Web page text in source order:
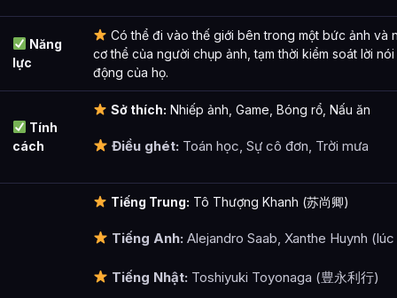
Năng
lực
Có thể đi vào thế giới bên trong một bức ảnh và
cơ thể của người chụp ảnh, tạm thời kiểm soát lời
động của họ.
Tính
cách
Sở thích: Nhiếp ảnh, Game, Bóng rổ, Nấu ăn
Điều ghét: Toán học, Sự cô đơn, Trời mưa
Tiếng Trung: Tô Thượng Khanh (苏尚卿)
Tiếng Anh: Alejandro Saab, Xanthe Huynh
Tiếng Nhật: Toshiyuki Toyonaga (豊永利行)